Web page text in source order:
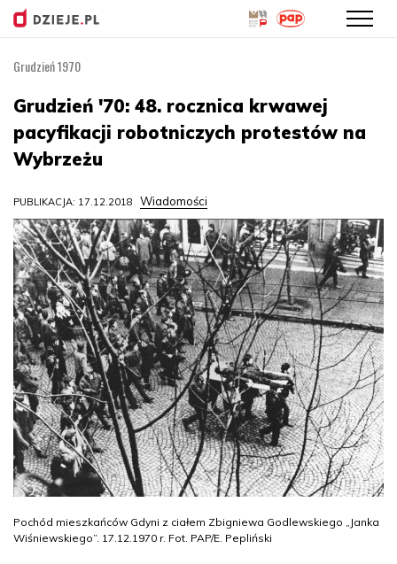
treści
Grudzień 1970
Grudzień '70: 48. rocznica krwawej
pacyfikacji robotniczych protestów na
Wybrzeżu
PUBLIKACJA: 17.12.2018 Wiadomości
Pochód mieszkańców Gdyni z ciałem Zbigniewa Godlewskiego „Janka
Wiśniewskiego”. 17.12.1970 r. Fot. PAP/E. Pepliński